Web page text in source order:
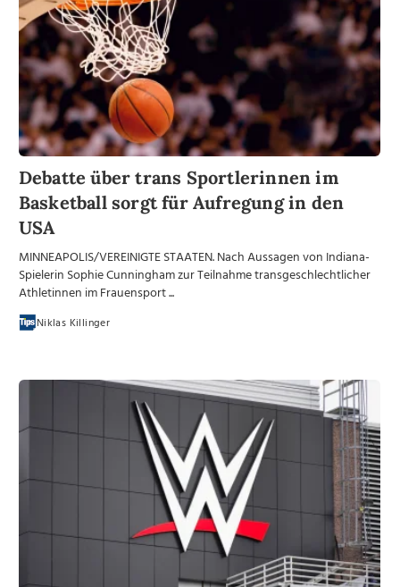
Debatte über trans Sportlerinnen im
Basketball sorgt für Aufregung in den
USA
MINNEAPOLIS/VEREINIGTE STAATEN. Nach Aussagen von Indiana-
Spielerin Sophie Cunningham zur Teilnahme transgeschlechtlicher
Athletinnen im Frauensport ...
Niklas Killinger